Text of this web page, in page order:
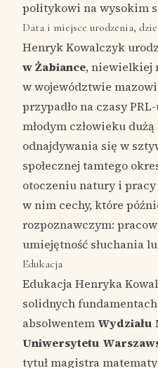
politykowi na wysokim
Data i miejsce urodzenia,
Henryk Kowalczyk
w Żabiance, niewielkiej
w województwie
przypadło na czasy
młodym człowieku
odnajdywania się w
społecznej tamtego
otoczeniu natury i
w nim cechy, które
rozpoznawczym:
umiejętność słuchania
Edukacja
Edukacja Henryka
solidnych
absolwentem Wydziału
Uniwersytetu
tytuł magistra